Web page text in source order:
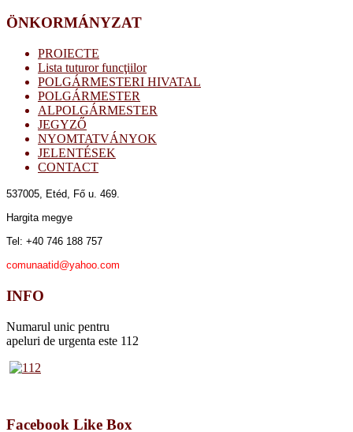
ÖNKORMÁNYZAT
PROIECTE
Lista tuturor funcţiilor
POLGÁRMESTERI HIVATAL
POLGÁRMESTER
ALPOLGÁRMESTER
JEGYZŐ
NYOMTATVÁNYOK
JELENTÉSEK
CONTACT
537005, Etéd, Fő u. 469.
Hargita megye
Tel: +40 746 188 757
comunaatid@yahoo.com
INFO
Numarul unic pentru
apeluri de urgenta este 112
Facebook Like Box